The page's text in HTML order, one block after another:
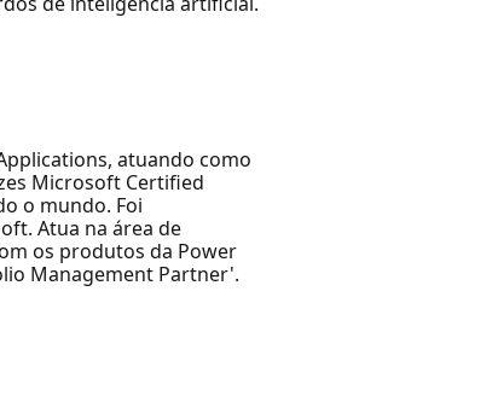
atuando como
Microsoft Certified
o mundo. Foi
Atua na área de
os produtos da Power
Management Partner'.